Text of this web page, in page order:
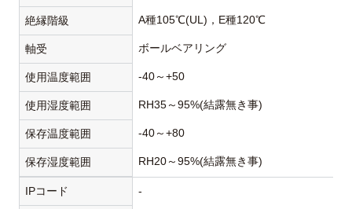
絶縁階級 A種105℃(UL)，E種120℃
軸受 ボールベアリング
使用温度範囲 -40～+50
使用湿度範囲 RH35～95%(結露無き事)
保存温度範囲 -40～+80
保存湿度範囲 RH20～95%(結露無き事)
IPコード -